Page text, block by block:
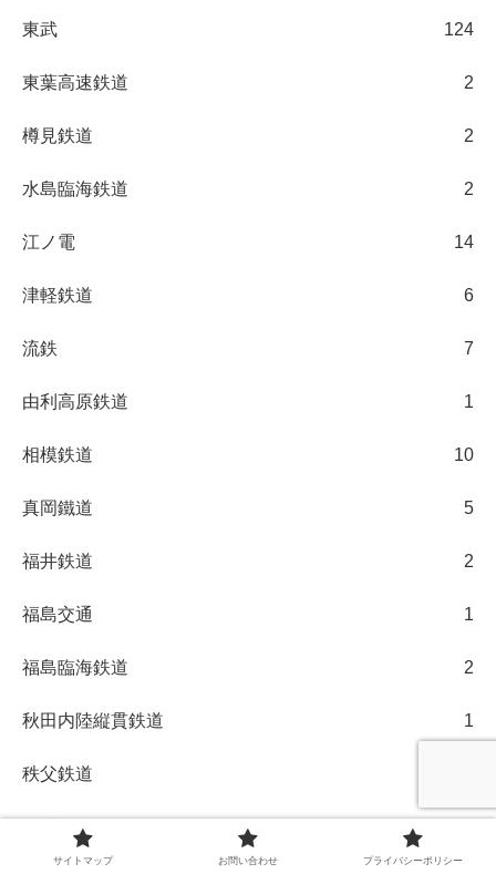
東武 124
東葉高速鉄道 2
樽見鉄道 2
水島臨海鉄道 2
江ノ電 14
津軽鉄道 6
流鉄 7
由利高原鉄道 1
相模鉄道 10
真岡鐵道 5
福井鉄道 2
福島交通 1
福島臨海鉄道 2
秋田内陸縦貫鉄道 1
秩父鉄道
紀州鉄道
サイトマップ お問い合わせ プライバシーポリシー